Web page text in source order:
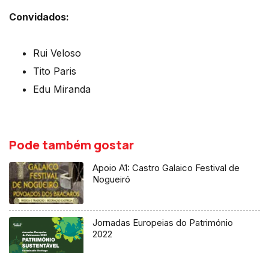
Convidados:
Rui Veloso
Tito Paris
Edu Miranda
Pode também gostar
Apoio A1: Castro Galaico Festival de
Nogueiró
Jornadas Europeias do Património
2022